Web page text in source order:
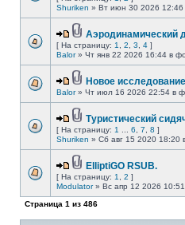
Shuriken » Вт июн 30 2026 12:46
Аэродинамический
[ На страницу: 1 2 3 4 ]
Balor» Чт янв 22 2026 16:44 в
Новое
Balor» Чт июл 16 2026 22:54 в
Туристический
[ На страницу: 1 6 7 8 ]
Shuriken » Сб авг 15 2020 18:20
ElliptiGO RSUB.
[ На страницу: 1 2 ]
Modulator» Вс апр 12 2026
Страница 1 из 486